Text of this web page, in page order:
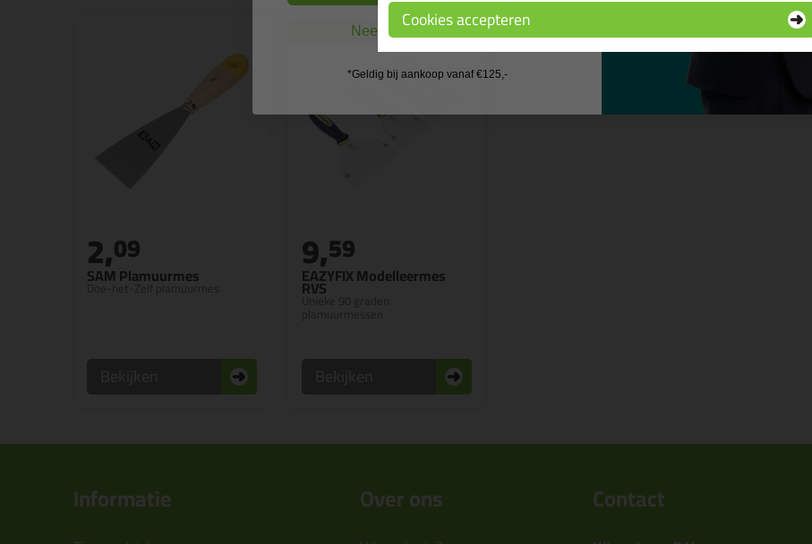
SAM Plamuurmes
Doe-het-Zelf plamuurmes
2,09
EAZYFIX Modelleermes
RVS
Unieke 90 graden
9,59
Informatie Over ons Contact
Cookies accepteren
Nee, ik wil geen cadeau
*Geldig bij aankoop vanaf €125,-